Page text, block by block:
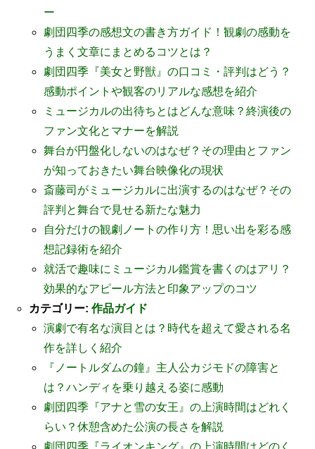
ー
劇団四季の感想文の書き方ガイド！観劇の感動を
うまく文章にまとめるコツとは？
劇団四季『美女と野獣』の口コミ・評判はどう？
感動ポイントや観客のリアルな感想を紹介
ミュージカルの出待ちとはどんな意味？終演後の
ファン文化とマナーを解説
舞台が円盤化しないのはなぜ？その理由とファン
が知っておきたい舞台映像化の現状
斎藤司がミュージカルに出演するのはなぜ？その
評判と舞台で見せる新たな魅力
自分だけの観劇ノートの作り方！思い出を彩る感
想記録術を紹介
就活で趣味にミュージカル鑑賞を書くのはアリ？
効果的なアピール方法と印象アップのコツ
カテゴリー: 作品ガイド
演劇で有名な演目とは？時代を超えて愛される名
作を詳しく紹介
『ノートルダムの鐘』主人公カジモドの障害と
は？ハンディを乗り越える姿に感動
劇団四季『アナと雪の女王』の上演時間はどれく
らい？休憩含めた公演の長さを解説